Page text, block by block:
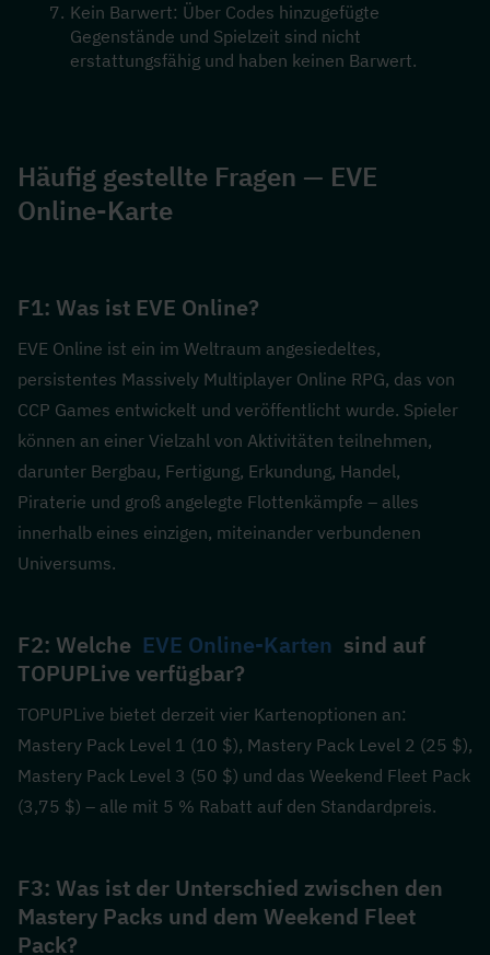
Kein Barwert: Über Codes hinzugefügte
Gegenstände und Spielzeit sind nicht
erstattungsfähig und haben keinen Barwert.
Häufig gestellte Fragen — EVE
Online-Karte
F1: Was ist EVE Online?
EVE Online ist ein im Weltraum angesiedeltes,
persistentes Massively Multiplayer Online RPG, das von
CCP Games entwickelt und veröffentlicht wurde. Spieler
können an einer Vielzahl von Aktivitäten teilnehmen,
darunter Bergbau, Fertigung, Erkundung, Handel,
Piraterie und groß angelegte Flottenkämpfe – alles
innerhalb eines einzigen, miteinander verbundenen
Universums.
F2: Welche EVE Online-Karten
  sind auf
TOPUPLive verfügbar?
TOPUPLive bietet derzeit vier Kartenoptionen an:
Mastery Pack Level 1 (10 $), Mastery Pack Level 2 (25 $),
Mastery Pack Level 3 (50 $) und das Weekend Fleet Pack
(3,75 $) – alle mit 5 % Rabatt auf den Standardpreis.
F3: Was ist der Unterschied zwischen den
Mastery Packs und dem Weekend Fleet
Pack?